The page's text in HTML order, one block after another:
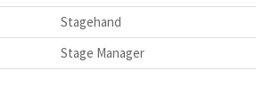
Stagehand
Stage Manager